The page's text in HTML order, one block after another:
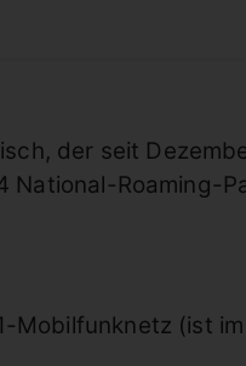
der seit
Roaming-
Mobilfunknetz (ist